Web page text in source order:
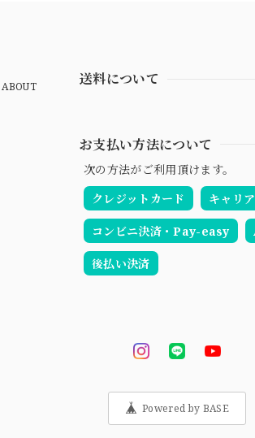
ABOUT 送料について
お支払い方法について
次の方法がご利用頂けます。
クレジットカード
キャリ
コンビニ決済・Pay-easy
後払い決済
Powered by BASE